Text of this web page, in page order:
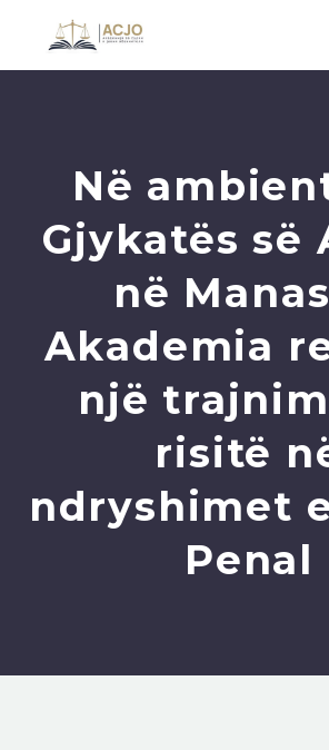
Në
Gjykatës së
në
Akademia
një
risitë
ndryshimet
Penal